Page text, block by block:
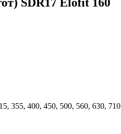
355, 400, 450, 500, 560, 630, 710